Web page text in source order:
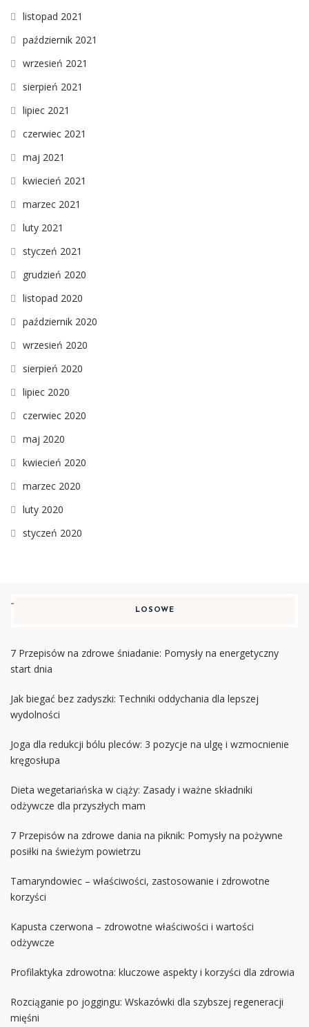
listopad 2021
październik 2021
wrzesień 2021
sierpień 2021
lipiec 2021
czerwiec 2021
maj 2021
kwiecień 2021
marzec 2021
luty 2021
styczeń 2021
grudzień 2020
listopad 2020
październik 2020
wrzesień 2020
sierpień 2020
lipiec 2020
czerwiec 2020
maj 2020
kwiecień 2020
marzec 2020
luty 2020
styczeń 2020
LOSOWE
7 Przepisów na zdrowe śniadanie: Pomysły na energetyczny
start dnia
Jak biegać bez zadyszki: Techniki oddychania dla lepszej
wydolności
Joga dla redukcji bólu pleców: 3 pozycje na ulgę i wzmocnienie
kręgosłupa
Dieta wegetariańska w ciąży: Zasady i ważne składniki
odżywcze dla przyszłych mam
7 Przepisów na zdrowe dania na piknik: Pomysły na pożywne
posiłki na świeżym powietrzu
Tamaryndowiec – właściwości, zastosowanie i zdrowotne
korzyści
Kapusta czerwona – zdrowotne właściwości i wartości
odżywcze
Profilaktyka zdrowotna: kluczowe aspekty i korzyści dla zdrowia
Rozciąganie po joggingu: Wskazówki dla szybszej regeneracji
mięśni